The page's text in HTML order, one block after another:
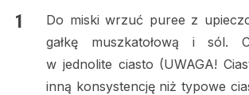
Do miski wrzuć puree z
gałkę muszkatołową i sól.
w jednolite ciasto (UWAGA!
inną konsystencję niż typowe